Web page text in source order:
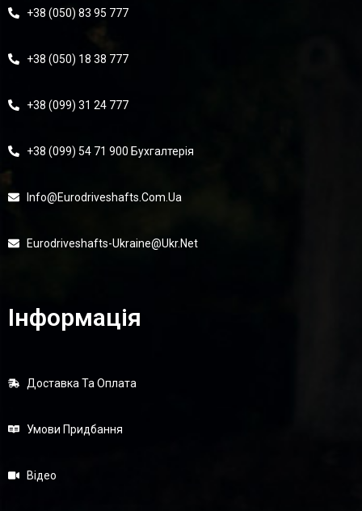
+38 (050) 83 95 777
+38 (050) 18 38 777
+38 (099) 31 24 777
+38 (099) 54 71 900 Бухгалтерія
Info@eurodriveshafts.com.ua
Eurodriveshafts-Ukraine@ukr.net
Інформація
Доставка Та Оплата
Умови Придбання
Відео